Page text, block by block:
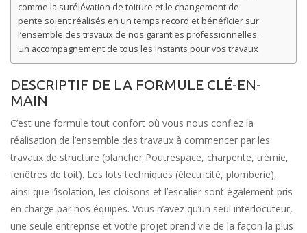
comme la surélévation de toiture et le changement de
pente soient réalisés en un temps record et bénéficier sur
l’ensemble des travaux de nos garanties professionnelles.
Un accompagnement de tous les instants pour vos travaux
DESCRIPTIF DE LA FORMULE CLÉ-EN-
MAIN
C’est une formule tout confort où vous nous confiez la
réalisation de l’ensemble des travaux à commencer par les
travaux de structure (plancher Poutrespace, charpente, trémie,
fenêtres de toit). Les lots techniques (électricité, plomberie),
ainsi que l’isolation, les cloisons et l’escalier sont également pris
en charge par nos équipes. Vous n’avez qu’un seul interlocuteur,
une seule entreprise et votre projet prend vie de la façon la plus